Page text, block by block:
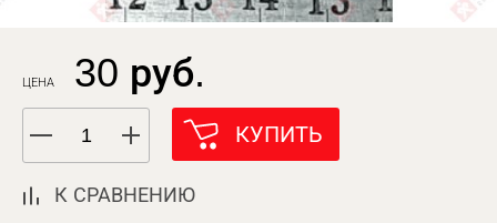
ЦЕНА 30 руб.
КУПИТЬ
К СРАВНЕНИЮ